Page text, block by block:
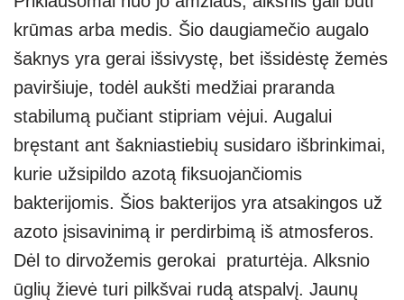
krūmas arba medis. Šio daugiamečio augalo
šaknys yra gerai išsivystę, bet išsidėstę žemės
paviršiuje, todėl aukšti medžiai praranda
stabilumą pučiant stipriam vėjui. Augalui
bręstant ant šakniastiebių susidaro išbrinkimai,
kurie užsipildo azotą fiksuojančiomis
bakterijomis. Šios bakterijos yra atsakingos už
azoto įsisavinimą ir perdirbimą iš atmosferos.
Dėl to dirvožemis gerokai praturtėja. Alksnio
ūglių žievė turi pilkšvai rudą atspalvį. Jaunų